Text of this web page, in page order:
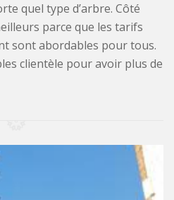
quel type d’arbre. Côté
parce que les tarifs
sont abordables pour tous.
clientèle pour avoir plus de